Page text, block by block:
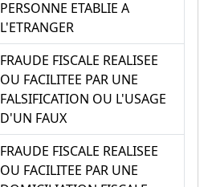
PERSONNE ETABLIE A
L'ETRANGER
FRAUDE FISCALE REALISEE
OU FACILITEE PAR UNE
FALSIFICATION OU L'USAGE
D'UN FAUX
FRAUDE FISCALE REALISEE
OU FACILITEE PAR UNE